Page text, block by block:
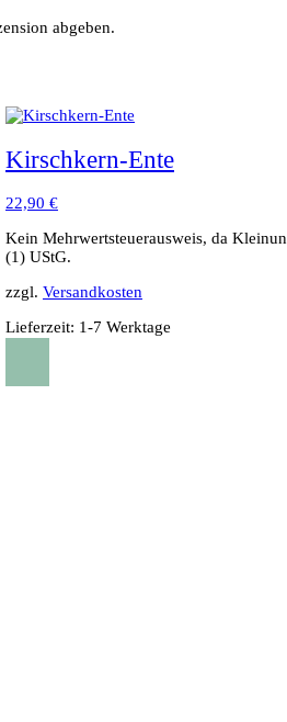
abgeben.
Kirschkern-Ente
22,90 €
Kein Mehrwertsteuerausweis, da
(1) UStG.
zzgl. Versandkosten
Lieferzeit: 1-7 Werktage